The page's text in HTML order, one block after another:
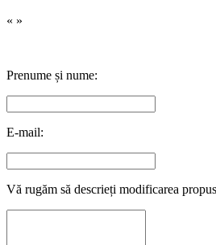
« »
Prenume și nume:
E-mail:
Vă rugăm să descrieți modificarea